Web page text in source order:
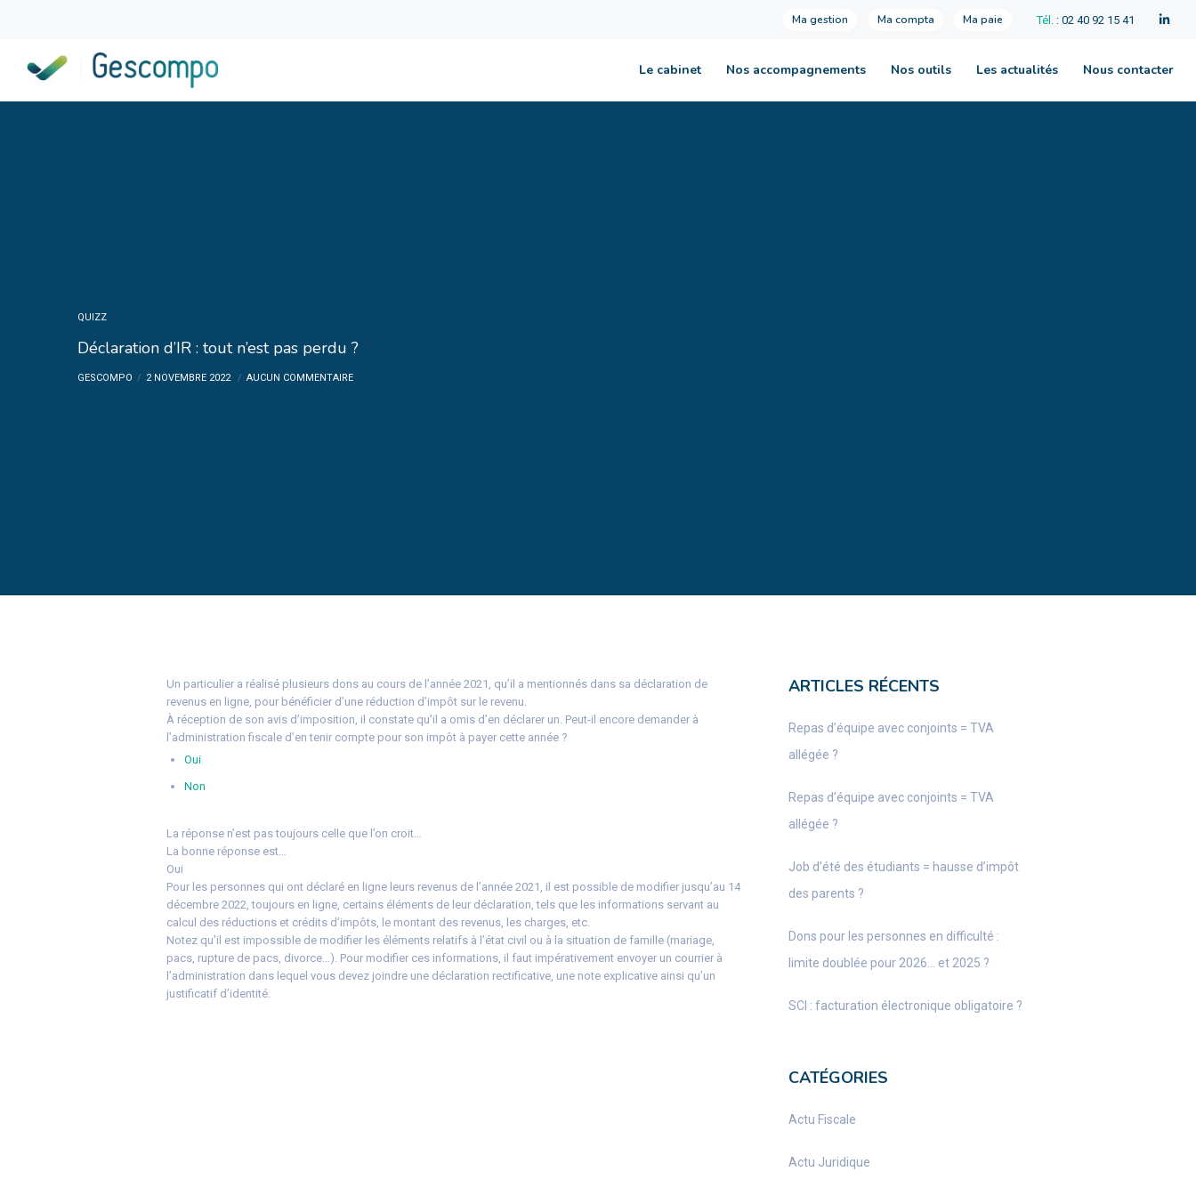
Ma gestion Ma compta Ma paie Tél. : 02 40 92 15 41
Le cabinet Nos accompagnements Nos outils Les actualités Nous contacter
QUIZZ
Déclaration d’IR : tout n’est pas perdu ?
GESCOMPO 2 NOVEMBRE 2022 AUCUN COMMENTAIRE
Un particulier a réalisé plusieurs dons au cours de l’année 2021, qu’il a mentionnés dans sa déclaration de
revenus en ligne, pour bénéficier d’une réduction d’impôt sur le revenu.
À réception de son avis d’imposition, il constate qu’il a omis d’en déclarer un. Peut-il encore demander à
l’administration fiscale d’en tenir compte pour son impôt à payer cette année ?
Oui
Non
La réponse n’est pas toujours celle que l’on croit…
La bonne réponse est…
Oui
Pour les personnes qui ont déclaré en ligne leurs revenus de l’année 2021, il est possible de modifier jusqu’au 14
décembre 2022, toujours en ligne, certains éléments de leur déclaration, tels que les informations servant au
calcul des réductions et crédits d’impôts, le montant des revenus, les charges, etc.
Notez qu’il est impossible de modifier les éléments relatifs à l’état civil ou à la situation de famille (mariage,
pacs, rupture de pacs, divorce…). Pour modifier ces informations, il faut impérativement envoyer un courrier à
l’administration dans lequel vous devez joindre une déclaration rectificative, une note explicative ainsi qu’un
justificatif d’identité.
ARTICLES RÉCENTS
Repas d’équipe avec conjoints = TVA
allégée ?
Repas d’équipe avec conjoints = TVA
allégée ?
Job d’été des étudiants = hausse d’impôt
des parents ?
Dons pour les personnes en difficulté :
limite doublée pour 2026… et 2025 ?
SCI : facturation électronique obligatoire ?
CATÉGORIES
Actu Fiscale
Actu Juridique